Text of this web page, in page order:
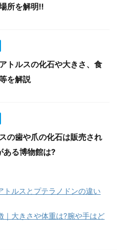
所を解明‼︎
トルスの化石や大きさ、食
を解説
の歯や爪の化石は販売され
ある博物館は?
トルスとプテラノドンの違い
｜大きさや体重は?腕や手はど